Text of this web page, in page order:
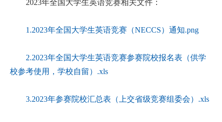
2023年全国大学生英语竞赛相关文件：
1.2023年全国大学生英语竞赛（NECCS）通知.png
2.2023年全国大学生英语竞赛参赛院校报名表（供学
校参考使用，学校自留）.xls
3.2023年参赛院校汇总表（上交省级竞赛组委会）.xls